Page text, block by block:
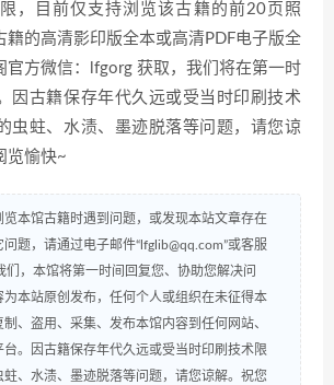
，目前仅支持浏览该古籍的前20页照
籍的高清影印版全本或高清PDF电子版全
官方微信：lfgorg 获取，我们将在第一时
因古籍保存年代久远或受当时印刷技术
虫蛀、水渍、墨迹脱落等问题，请您谅
览愉快~
览本馆古籍时遇到问题，或发现本站文章存在
题，请通过电子邮件“lfglib@qq.com”或客服
们，本馆将第一时间回复您、协助您解决问
为本站原创发布，任何个人或组织在未征得本
、盗用、采集、发布本馆内容到任何网站、
。因古籍保存年代久远或受当时印刷技术限
、水渍、墨迹脱落等问题，请您谅解。祝您